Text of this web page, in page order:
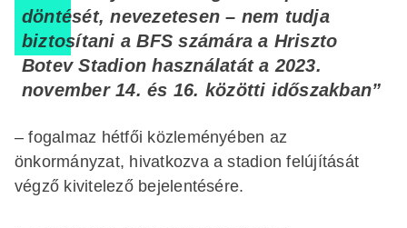
döntését, nevezetesen – nem tudja
biztosítani a BFS számára a Hriszto
Botev Stadion használatát a 2023.
november 14. és 16. közötti időszakban”
– fogalmaz hétfői közleményében az
önkormányzat, hivatkozva a stadion felújítását
végző kivitelező bejelentésére.